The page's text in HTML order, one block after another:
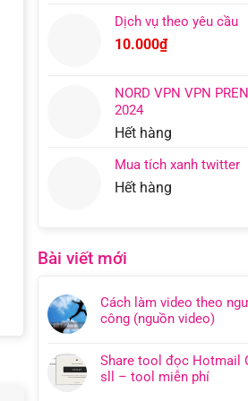
Dịch vụ theo yêu cầu
10.000₫
NORD VPN VPN
2024
Hết hàng
Mua tích xanh twitter
Hết hàng
Bài viết mới
Cách làm video theo
công (nguồn video)
Share tool đọc Hotmail
sll – tool miễn phí